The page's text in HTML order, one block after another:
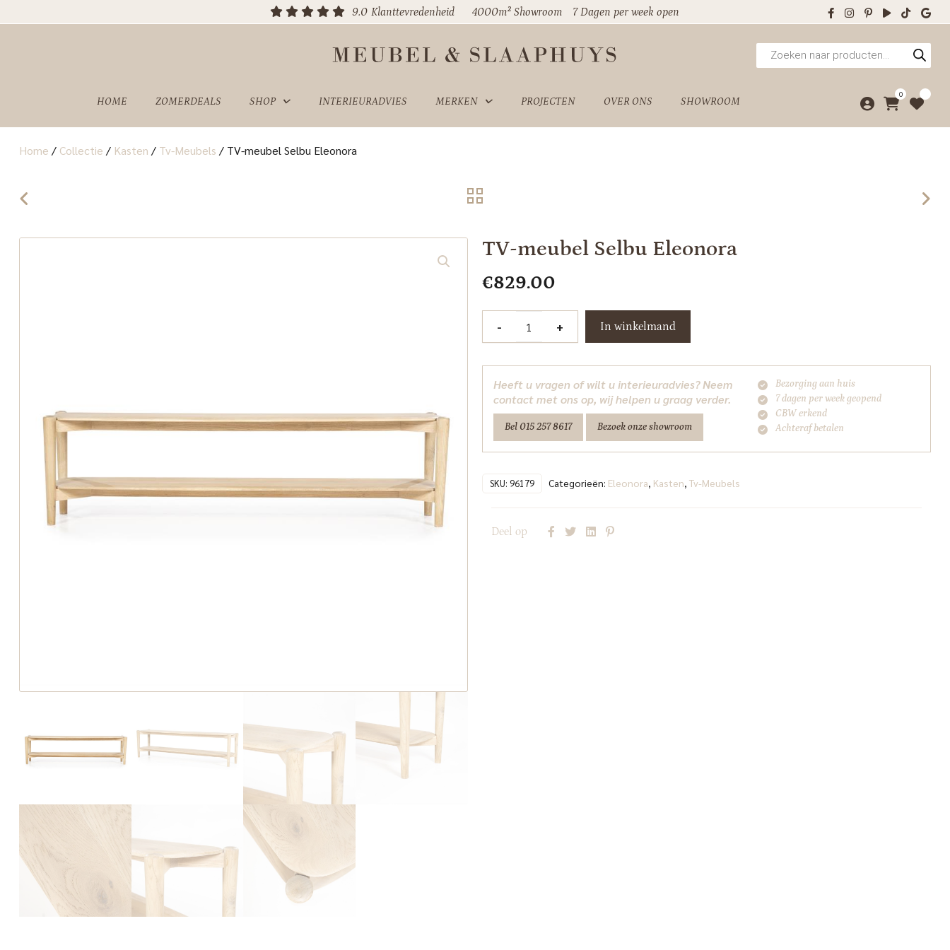
9.0 Klanttevredenheid 4000m² Showroom 7 Dagen per week open
Producten
zoeken
HOME ZOMERDEALS SHOP INTERIEURADVIES MERKEN PROJECTEN OVER ONS SHOWROOM
0
SHOWROOM
Home / Collectie / Kasten / Tv-Meubels / TV-meubel Selbu Eleonora
TV-meubel Selbu Eleonora
€829.00
-
aantal
+ In winkelmand
Heeft u vragen of wilt u interieuradvies? Neem
contact met ons op, wij helpen u graag verder.
Bel 015 257 8617 Bezoek onze showroom
Bezorging aan huis
7 dagen per week geopend
CBW erkend
Achteraf betalen
SKU: 96179 Categorieën: Eleonora, Kasten, Tv-Meubels
Deel op